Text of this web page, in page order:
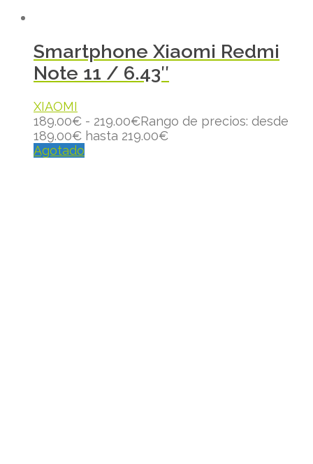
Smartphone Xiaomi Redmi
Note 11 / 6.43″
XIAOMI
189.00€ - 219.00€Rango de precios: desde
189.00€ hasta 219.00€
Agotado